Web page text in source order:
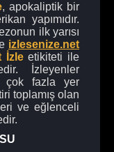
, apokaliptik bir
yapımıdır.
ilk yarısı
izlesenize.net
İzleetikiteti ile
İzleyenler
çok fazla yer
toplamış olan
ve eğlenceli